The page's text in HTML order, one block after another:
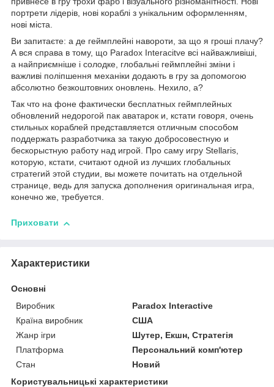
портрети лідерів, нові кораблі з унікальним оформленням,
нові міста.
Ви запитаєте: а де геймплейні навороти, за що я гроші плачу?
А вся справа в тому, що Paradox Interacitve всі найважливіші,
а найприємніше і солодке, глобальні геймплейні зміни і
важливі поліпшення механіки додають в гру за допомогою
абсолютно безкоштовних оновлень. Нехило, а?
Так что на фоне фактически бесплатных геймплейных
обновлений недорогой пак аватарок и, кстати говоря, очень
стильных кораблей представляется отличным способом
поддержать разработчика за такую добросовестную и
бескорыстную работу над игрой. Про саму игру Stellaris,
которую, кстати, считают одной из лучших глобальных
стратегий этой студии, вы можете почитать на отдельной
странице, ведь для запуска дополнения оригинальная игра,
конечно же, требуется.
Приховати
Характеристики
Основні
Виробник
Paradox Interactive
Країна виробник
США
Жанр ігри
Шутер, Екшн, Стратегія
Платформа
Персональний комп'ютер
Стан
Новий
Користувальницькі характеристики